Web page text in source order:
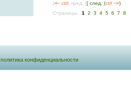
(<-- ctrl) пред. ][ след. (ctrl --> )
Страницы:
1 2 3 4 5 6 7 8
политика конфиденциальности